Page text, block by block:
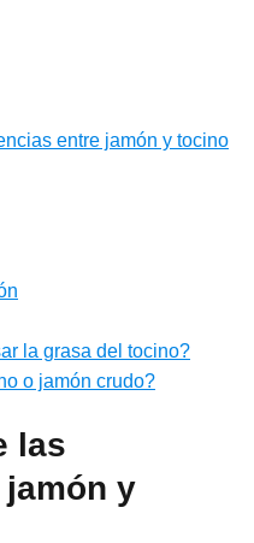
entre jamón y tocino
la grasa del tocino?
o jamón crudo?
las
y